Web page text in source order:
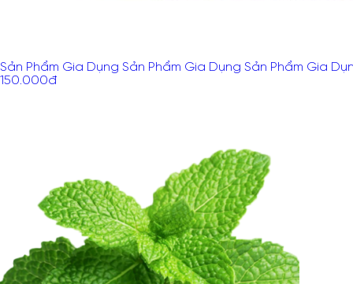
Sản Phẩm Gia Dụng Sản Phẩm Gia Dụng Sản Phẩm Gia
150.000đ